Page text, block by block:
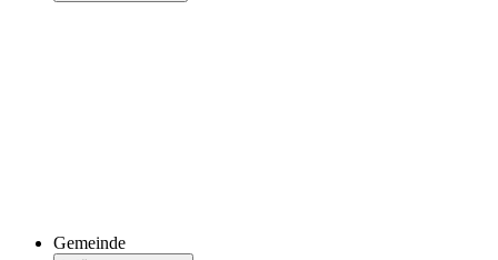
Gemeinde